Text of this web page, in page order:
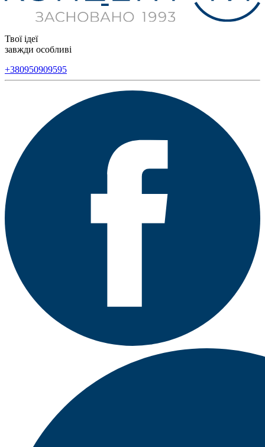
Твої ідеї
завжди особливі
+380950909595